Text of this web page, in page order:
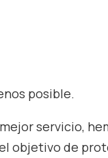
posible.
servicio,
objetivo de